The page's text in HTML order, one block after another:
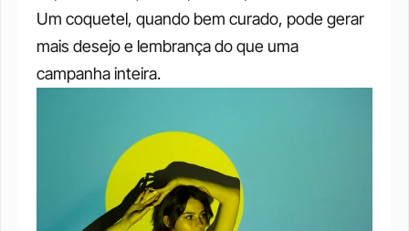
Um coquetel, quando bem curado, pode gerar
mais desejo e lembrança do que uma
campanha inteira.